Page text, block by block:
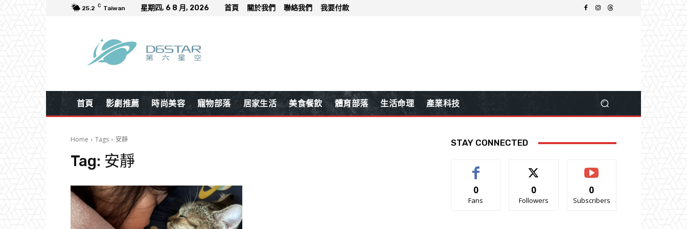
25.2 C Taiwan 星期四, 6 8 月, 2026 首頁 關於我們 聯絡我們 我要付款
首頁 影劇推薦 時尚美容 寵物部落 居家生活 美食餐飲 體育部落 生活命理 產業科技
Home Tags 安靜
Tag: 安靜
STAY CONNECTED
0
Fans
0
Followers
0
Subscribers